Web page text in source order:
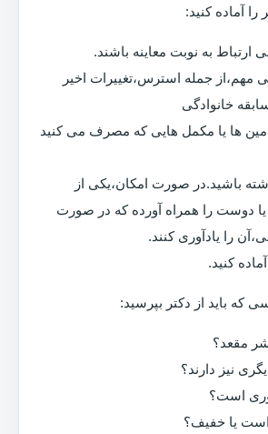
آماده کنید:
ارتباط به نوبت معاینه باشند.
جمله استرس،تغییرات اخیر
خانوادگی
ها یا مکمل هایی که مصرف می کنید
باشید.در صورت امکان،یکی از
یا دوست را همراه آورده که در صورت
را یادآوری کنند.
کنید.
که باید از دکتر بپرسید:
مقعد؟
نیز دارند؟
است؟
یا خفیف؟